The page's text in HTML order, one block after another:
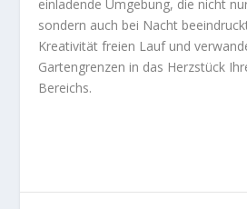
einladende Umgebung, die nicht
sondern auch bei Nacht
Kreativität freien Lauf und
Gartengrenzen in das Herzstück
Bereichs.